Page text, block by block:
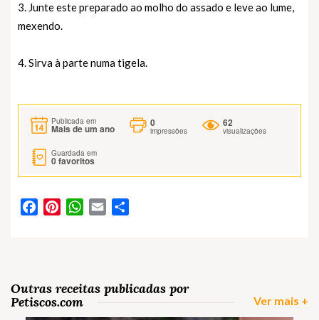
3. Junte este preparado ao molho do assado e leve ao lume,
mexendo.
4. Sirva à parte numa tigela.
Publicada em
Mais de um ano
0
impressões
62
visualizações
Guardada em
0favoritos
FacebookPinterestWhatsApp
Email
Outras receitas publicadas por
Petiscos.com
Ver mais +